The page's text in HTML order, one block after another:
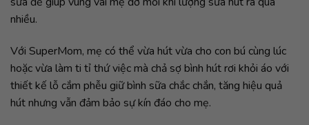
nhiều.
Với SuperMom, mẹ có thể vừa hút vừa cho con bú cùng lúc
hoặc vừa làm ti tỉ thứ việc mà chả sợ bình hút rơi khỏi áo với
thiết kế lỗ cắm phễu giữ bình sữa chắc chắn, tăng hiệu quả
hút nhưng vẫn đảm bảo sự kín đáo cho mẹ.